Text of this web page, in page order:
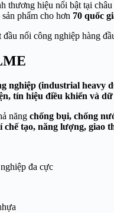
thương hiệu nổi bật tại
phẩm cho hơn 70 quốc
nối công nghiệp hàng
nghiệp (industrial heavy
tín hiệu điều khiển và
năng chống bụi, chống
tạo, năng lượng, giao
đa cực